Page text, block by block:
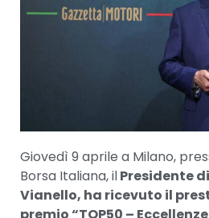
Giovedì 9 aprile a Milano,
Borsa Italiana, ilPresidente
Vianello, ha ricevuto il
premio “TOP50 –